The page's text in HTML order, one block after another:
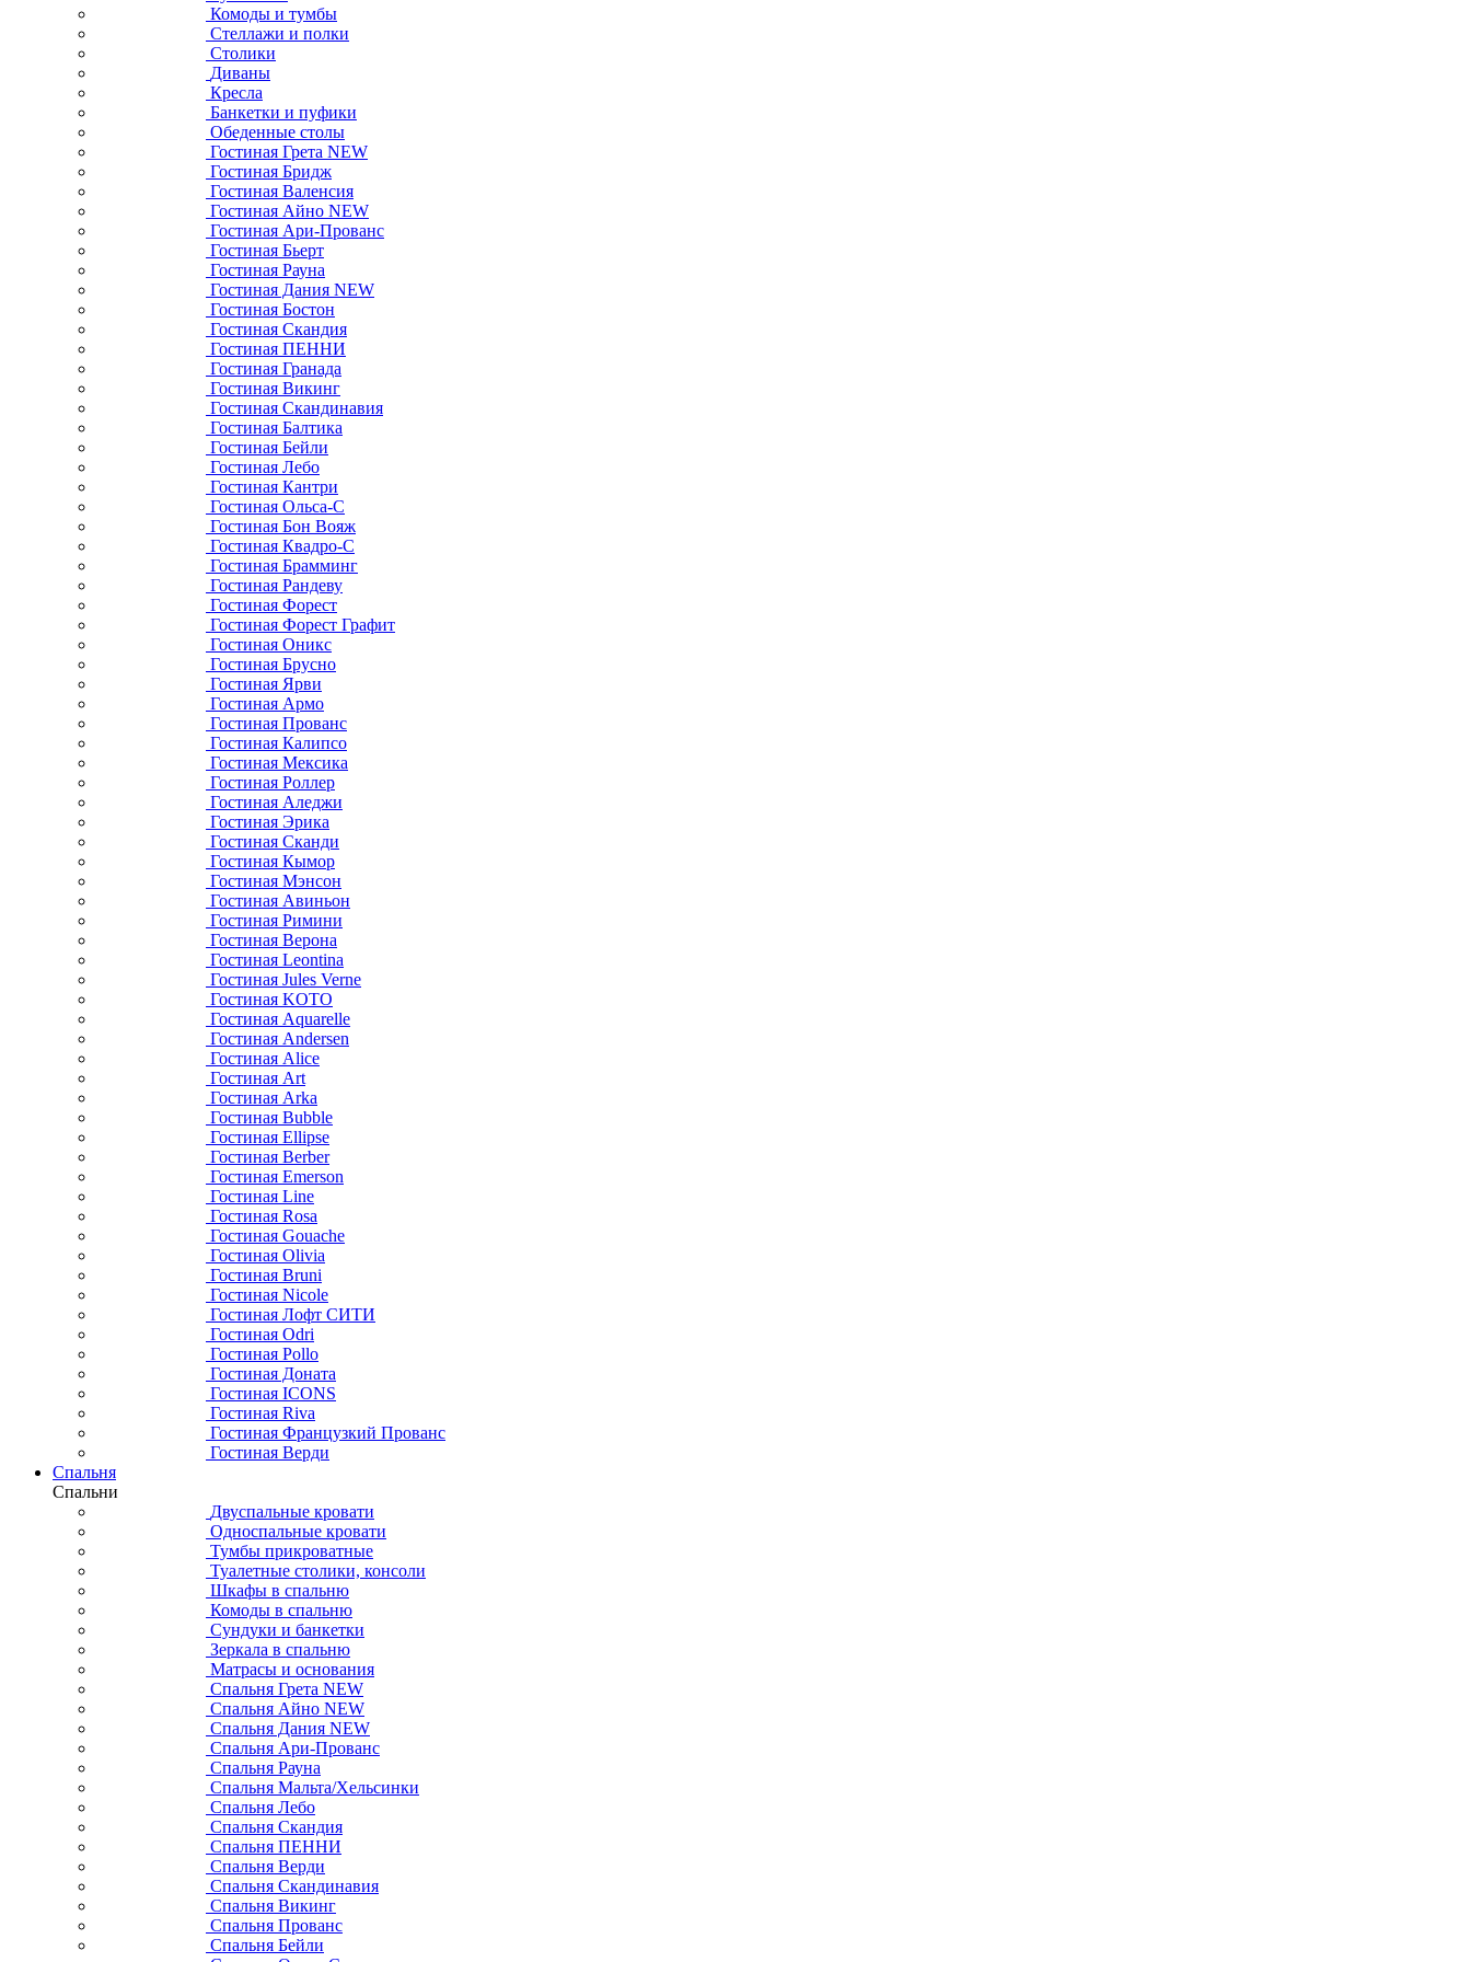
Комоды и тумбы
Стеллажи и полки
Столики
Диваны
Кресла
Банкетки и пуфики
Обеденные столы
Гостиная Грета NEW
Гостиная Бридж
Гостиная Валенсия
Гостиная Айно NEW
Гостиная Ари-Прованс
Гостиная Бьерт
Гостиная Рауна
Гостиная Дания NEW
Гостиная Бостон
Гостиная Скандия
Гостиная ПЕННИ
Гостиная Гранада
Гостиная Викинг
Гостиная Скандинавия
Гостиная Балтика
Гостиная Бейли
Гостиная Лебо
Гостиная Кантри
Гостиная Ольса-С
Гостиная Бон Вояж
Гостиная Квадро-С
Гостиная Брамминг
Гостиная Рандеву
Гостиная Форест
Гостиная Форест Графит
Гостиная Оникс
Гостиная Брусно
Гостиная Ярви
Гостиная Армо
Гостиная Прованс
Гостиная Калипсо
Гостиная Мексика
Гостиная Роллер
Гостиная Аледжи
Гостиная Эрика
Гостиная Сканди
Гостиная Кымор
Гостиная Мэнсон
Гостиная Авиньон
Гостиная Римини
Гостиная Верона
Гостиная Leontina
Гостиная Jules Verne
Гостиная KOTO
Гостиная Aquarelle
Гостиная Andersen
Гостиная Alice
Гостиная Art
Гостиная Arka
Гостиная Bubble
Гостиная Ellipse
Гостиная Berber
Гостиная Emerson
Гостиная Line
Гостиная Rosa
Гостиная Gouache
Гостиная Olivia
Гостиная Bruni
Гостиная Nicole
Гостиная Лофт СИТИ
Гостиная Odri
Гостиная Pollo
Гостиная Доната
Гостиная ICONS
Гостиная Riva
Гостиная Французкий Прованс
Гостиная Верди
Спальня
Спальни
Двуспальные кровати
Односпальные кровати
Тумбы прикроватные
Туалетные столики, консоли
Шкафы в спальню
Комоды в спальню
Сундуки и банкетки
Зеркала в спальню
Матрасы и основания
Спальня Грета NEW
Спальня Айно NEW
Спальня Дания NEW
Спальня Ари-Прованс
Спальня Рауна
Спальня Мальта/Хельсинки
Спальня Лебо
Спальня Скандия
Спальня ПЕННИ
Спальня Верди
Спальня Скандинавия
Спальня Викинг
Спальня Прованс
Спальня Бейли